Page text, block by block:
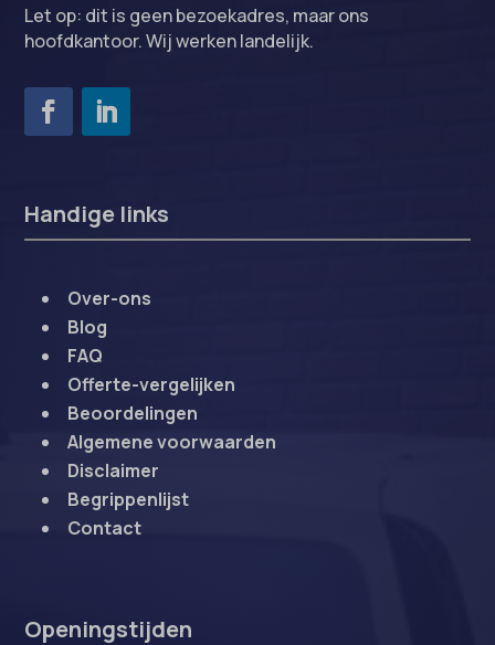
Let op: dit is geen bezoekadres, maar ons
hoofdkantoor. Wij werken landelijk.
Handige links
Over-ons
Blog
FAQ
Offerte-vergelijken
Beoordelingen
Algemene voorwaarden
Disclaimer
Begrippenlijst
Contact
Openingstijden